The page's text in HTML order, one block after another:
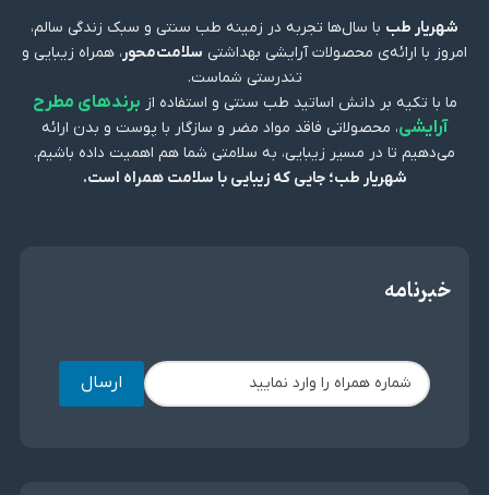
شهریار طب با سال‌ها تجربه در زمینه طب سنتی و سبک زندگی سالم،
امروز با ارائه‌ی محصولات آرایشی بهداشتی سلامت‌محور، همراه زیبایی و
تندرستی شماست.
ما با تکیه بر دانش اساتید طب سنتی و استفاده از برندهای مطرح
آرایشی، محصولاتی فاقد مواد مضر و سازگار با پوست و بدن ارائه
می‌دهیم تا در مسیر زیبایی، به سلامتی شما هم اهمیت داده باشیم.
شهریار طب؛ جایی که زیبایی با سلامت همراه است.
خبرنامه
ارسال